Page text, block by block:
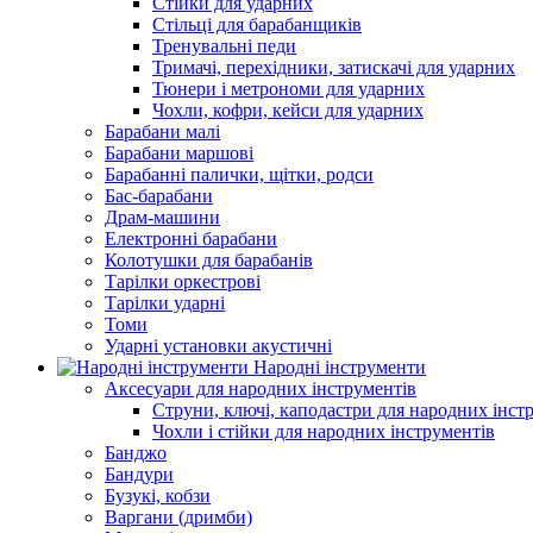
Стільці для барабанщиків
Тренувальні педи
Тримачі, перехідники, затискачі для ударних
Тюнери і метрономи для ударних
Чохли, кофри, кейси для ударних
Барабани малі
Барабани маршові
Барабанні палички, щітки, родси
Бас-барабани
Драм-машини
Електронні барабани
Колотушки для барабанів
Тарілки оркестрові
Тарілки ударні
Томи
Ударні установки акустичні
Народні інструменти
Аксесуари для народних інструментів
Струни, ключі, каподастри для народних
Чохли і стійки для народних інструментів
Банджо
Бандури
Бузукі, кобзи
Варгани (дримби)